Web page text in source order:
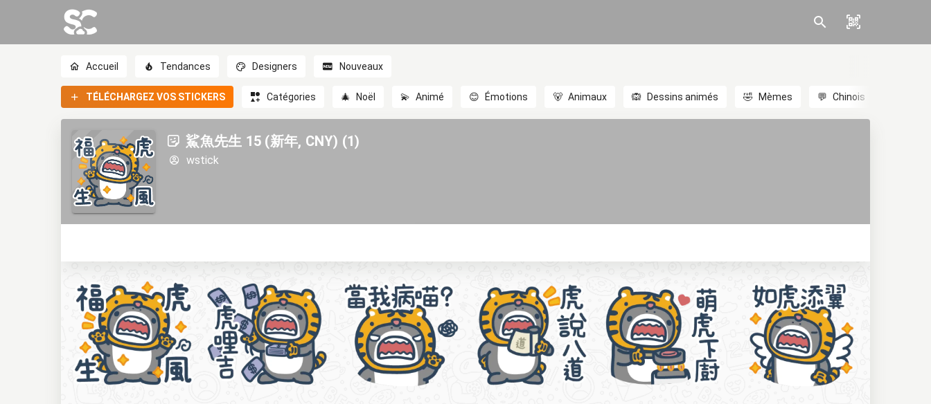
Accueil Tendances Designers Nouveaux
TÉLÉCHARGEZ VOS STICKERS Catégories 🎄 Noël 💫 Animé 😊 Émotions 🐻 Animaux 🙉 Dessins animés 🤣 Mèmes 💬 Chinois
鯊魚先生 15 (新年, CNY) (1)
wstick